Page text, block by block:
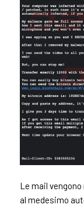
Le mail
al medesimo